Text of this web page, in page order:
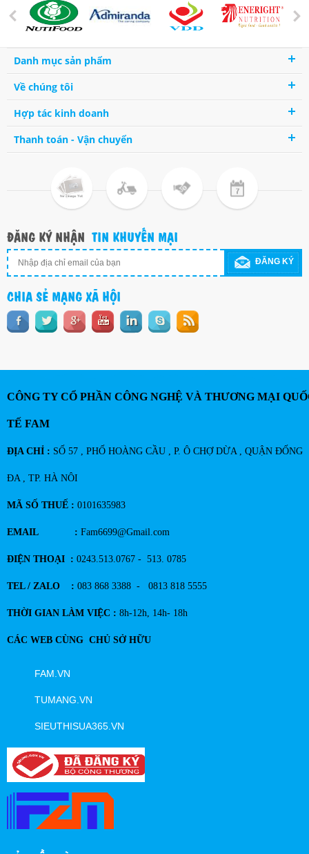
Danh mục sản phẩm
Về chúng tôi
Hợp tác kinh doanh
Thanh toán - Vận chuyển
ĐĂNG KÝ NHẬN TIN KHUYẾN MẠI
ĐĂNG KÝ
CHIA SẺ MẠNG XÃ HỘI
CÔNG TY CỔ PHẦN CÔNG NGHỆ VÀ THƯƠNG MẠI
TẾ FAM
ĐỊA CHỈ : SỐ 57 , PHỐ HOÀNG CẦU , P. Ô CHỢ DỪA , QUẬN ĐỐNG
ĐA , TP. HÀ NÔI
MÃ SỐ THUẾ : 0101635983
EMAIL : Fam6699@Gmail.com
ĐIỆN THOẠI : 0243.513.0767 - 513. 0785
TEL / ZALO : 083 868 3388 - 0813 818 5555
THỜI GIAN LÀM VIỆC : 8h-12h, 14h- 18h
CÁC WEB CÙNG CHỦ SỞ HỮU
FAM.VN
TUMANG.VN
SIEUTHISUA365.VN